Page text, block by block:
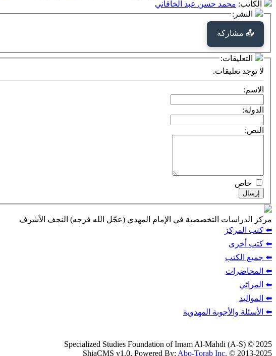
الكاتب: محمد حسن عبد الخاقاني
النشر:
📤 مشاركة
التعليقات:
لا توجد تعليقات.
الاسم:
الدولة:
النص:
خاص
إرسال
مركز الدراسات التخصصية في الإمام المهدي (عجّل الله فرجه) النجف الأشرف
⬅️ كتب المركز
⬅️ كتب أخرى
⬅️ جميع الكتب
⬅️ المحاضرات
⬅️ المراثي
⬅️ المواليد
⬅️ الأسئلة والأجوبة المهدوية
Specialized Studies Foundation of Imam Al-Mahdi (A-S) © 2025
ShiaCMS v1.0, Powered By: Abo-Torab Inc. © 2013-2025